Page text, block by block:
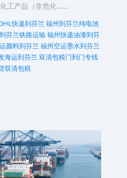
工产品（非危化……
快递到芬兰 福州到芬兰纯电池
芬兰铁路运输福州快递油漆到芬
颜料到芬兰 福州空运墨水到芬兰
海运到芬兰 双清包税门到门专线
双清包税